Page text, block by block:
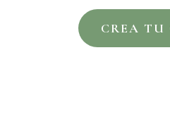
CREA TU